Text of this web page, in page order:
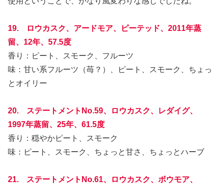
19. ロウカスク、アードモア、ピーテッド、2011年蒸
留、12年、57.5度
香り：ピート、スモーク、フルーツ
味：甘い系フルーツ（苺？）、ピート、スモーク、ちょっ
とオイリー
20. ステートメントNo.59、ロウカスク、レダイグ、
1997年蒸留、25年、61.5度
香り：穏やかピート、スモーク
味：ピート、スモーク、ちょっと甘さ、ちょっとハーブ
21. ステートメントNo.61、ロウカスク、ボウモア、